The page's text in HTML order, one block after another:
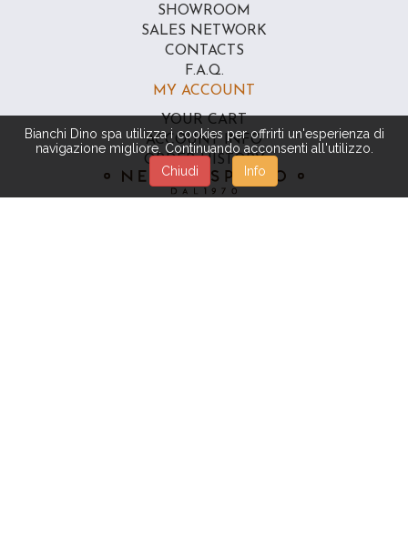
Bianchi Dino spa utilizza i cookies per offrirti un'esperienza di
navigazione migliore. Continuando acconsenti all'utilizzo.
Chiudi
Info
SHOWROOM
SALES NETWORK
CONTACTS
F.A.Q.
MY ACCOUNT
YOUR CART
ACCOUNT INFO
ORDER HISTORY